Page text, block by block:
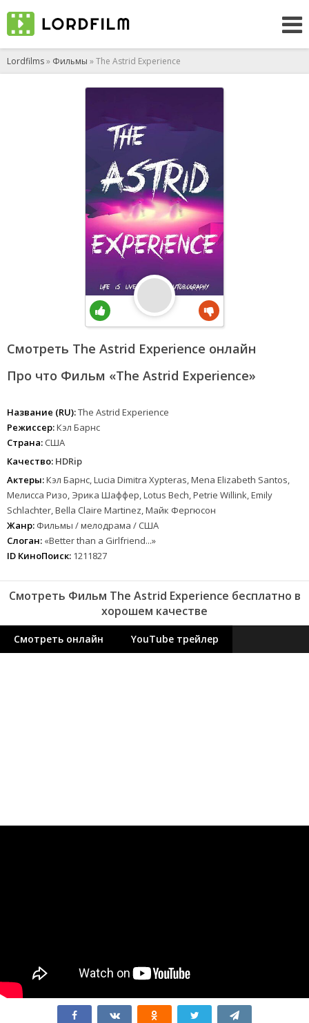
Lordfilms» Фильмы » The Astrid Experience
Смотреть The Astrid Experience онлайн
Про что Фильм «The Astrid Experience»
Название (RU):The Astrid Experience
Режиссер:Кэл Барнс
Страна: США
Качество: HDRip
Актеры:Кэл Барнс, Lucia Dimitra Xypteras, Mena Elizabeth Santos,
Мелисса Ризо, Эрика Шаффер, Lotus Bech, Petrie Willink, Emily
Schlachter, Bella Claire Martinez, Майк Фергюсон
Жанр: Фильмы / мелодрама / США
Слоган: «Better than a Girlfriend...»
ID КиноПоиск: 1211827
Смотреть Фильм The Astrid Experience бесплатно в
хорошем качестве
Смотреть онлайн YouTube трейлер